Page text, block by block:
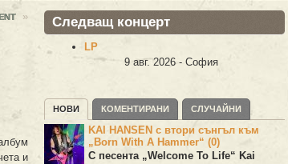
»
и
Следващ концерт
LP
9 авг. 2026 - София
НОВИ КОМЕНТИРАНИ СЛУЧАЙНИ
KAI HANSEN с втори сънгъл към
„Born With A Hammer“ (0)
С песента „Welcome To Life“ Kai